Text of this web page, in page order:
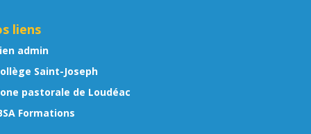
liens
admin
Saint-Joseph
pastorale de Loudéac
Formations